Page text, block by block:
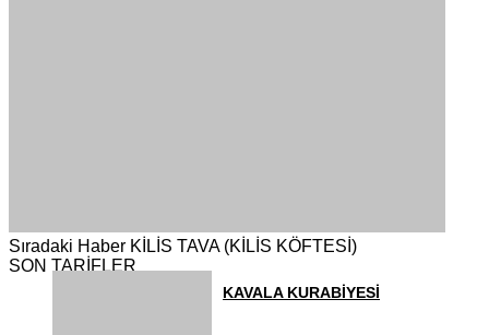
Sıradaki Haber KİLİS TAVA (KİLİS KÖFTESİ)
SON TARİFLER
KAVALA KURABİYESİ